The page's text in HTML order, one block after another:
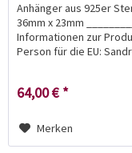
Anhänger aus 925er
36mm x 23mm
Informationen zur
Person für die EU:
64,00 € *
Merken